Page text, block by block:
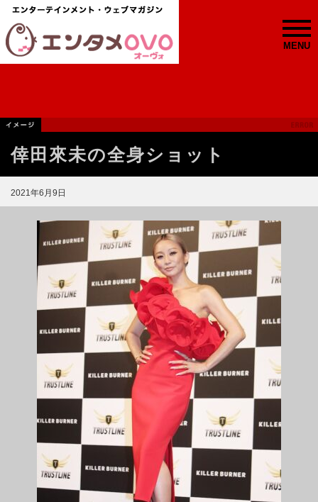
MENU
倖田來未の全身ショット
2021年6月9日